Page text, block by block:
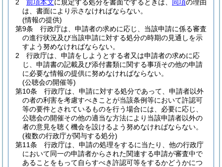
2
前項本文に規定する処分を書面でするときは、 同項の理由
は、書面により示さなければならない。
(情報の提供)
第9条
行政庁は、申請者の求めに応じ、当該申請に係る審査
の進行状況及び当該申請に対する処分の時期の見通しを示
すよう努めなければならない。
2
行政庁は、申請をしようとする者又は申請者の求めに応
じ、申請書の記載及び添付書類に関する事項その他の申請
に必要な情報の提供に努めなければならない。
(公聴会の開催等)
第10条
行政庁は、申請に対する処分であって、申請者以外
の者の利害を考慮すべきことが当該条例等において許認可
等の要件とされているものを行う場合には、必要に応じ、
公聴会の開催その他の適当な方法により当該申請者以外の
者の意見を聴く機会を設けるよう努めなければならない。
(複数の行政庁が関与する処分)
第11条
行政庁は、申請の処理をするに当たり、他の行政庁
において同一の申請者からされた関連する申請が審査中で
あることをもって自らすべき許認可等をするかどうかにつ